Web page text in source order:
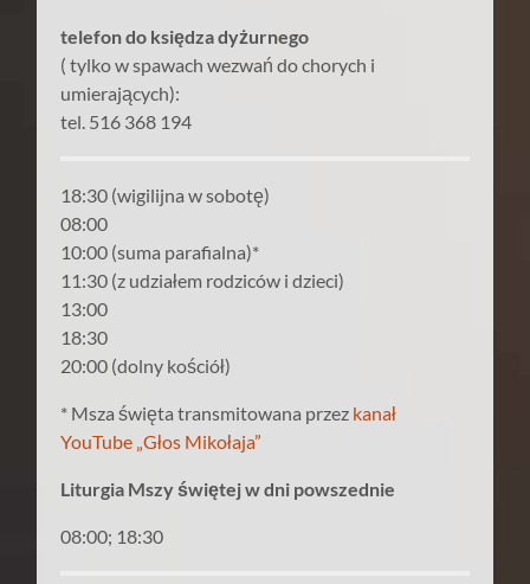
telefon do księdza dyżurnego
( tylko w spawach wezwań do chorych i
umierających):
tel. 516 368 194
18:30 (wigilijna w sobotę)
08:00
10:00 (suma parafialna)*
11:30 (z udziałem rodziców i dzieci)
13:00
18:30
20:00 (dolny kościół)
* Msza święta transmitowana przez kanał
YouTube „Głos Mikołaja”
Liturgia Mszy świętej w dni powszednie
08:00; 18:30